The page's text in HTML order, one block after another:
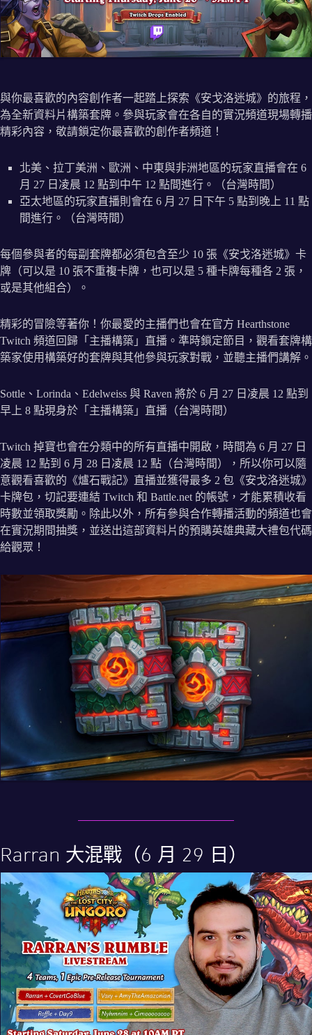
與你最喜歡的內容創作者一起踏上探索《安戈洛迷城》的旅程，
為全新資料片構築套牌。參與玩家會在各自的實況頻道現場轉播
精彩內容，敬請鎖定你最喜歡的創作者頻道！
北美、拉丁美洲、歐洲、中東與非洲地區的玩家直播會在 6
月 27 日凌晨 12 點到中午 12 點間進行。（台灣時間）
亞太地區的玩家直播則會在 6 月 27 日下午 5 點到晚上 11 點
間進行。（台灣時間）
每個參與者的每副套牌都必須包含至少 10 張《安戈洛迷城》卡
牌（可以是 10 張不重複卡牌，也可以是 5 種卡牌每種各 2 張，
或是其他組合）。
精彩的冒險等著你！你最愛的主播們也會在官方 Hearthstone
Twitch 頻道回歸「主播構築」直播。準時鎖定節目，觀看套牌構
築家使用構築好的套牌與其他參與玩家對戰，並聽主播們講解。
Sottle、Lorinda、Edelweiss 與 Raven 將於 6 月 27 日凌晨 12 點到
早上 8 點現身於「主播構築」直播（台灣時間）
Twitch 掉寶也會在分類中的所有直播中開啟，時間為 6 月 27 日
凌晨 12 點到 6 月 28 日凌晨 12 點（台灣時間），所以你可以隨
意觀看喜歡的《爐石戰記》直播並獲得最多 2 包《安戈洛迷城》
卡牌包，切記要連結 Twitch 和 Battle.net 的帳號，才能累積收看
時數並領取獎勵。除此以外，所有參與合作轉播活動的頻道也會
在實況期間抽獎，並送出這部資料片的預購英雄典藏大禮包代碼
給觀眾！
Rarran 大混戰（6 月 29 日）